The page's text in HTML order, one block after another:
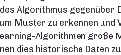
Algorithmus gegenüber
Muster zu erkennen
Algorithmen große
dies historische Daten